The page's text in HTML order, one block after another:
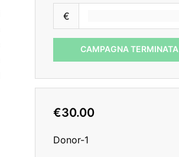
€
CAMPAGNA TERMINATA
€30.00
Donor-1